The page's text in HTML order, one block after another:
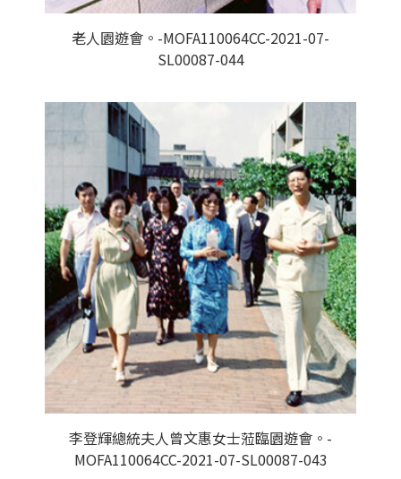
老人園遊會。-MOFA110064CC-2021-07-
SL00087-044
李登輝總統夫人曾文惠女士蒞臨園遊會。-
MOFA110064CC-2021-07-SL00087-043